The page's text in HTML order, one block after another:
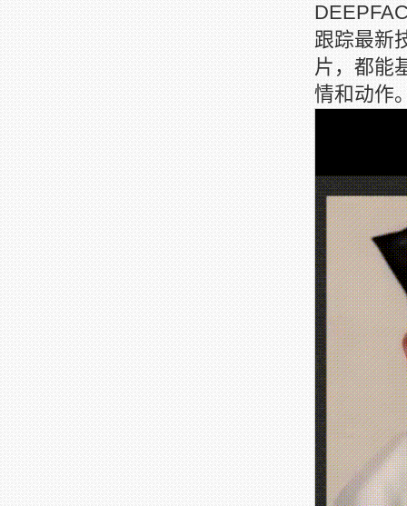
跟踪最新
片，都能
情和动作